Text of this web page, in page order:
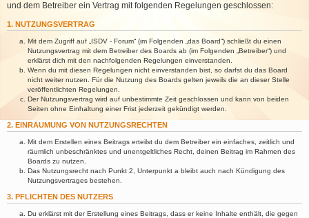
und dem Betreiber ein Vertrag mit folgenden Regelungen geschlossen:
1. NUTZUNGSVERTRAG
Mit dem Zugriff auf „ISDV - Forum“ (im Folgenden „das Board“) schließt du einen
Nutzungsvertrag mit dem Betreiber des Boards ab (im Folgenden „Betreiber“) und
erklärst dich mit den nachfolgenden Regelungen einverstanden.
Wenn du mit diesen Regelungen nicht einverstanden bist, so darfst du das Board
nicht weiter nutzen. Für die Nutzung des Boards gelten jeweils die an dieser Stelle
veröffentlichten Regelungen.
Der Nutzungsvertrag wird auf unbestimmte Zeit geschlossen und kann von beiden
Seiten ohne Einhaltung einer Frist jederzeit gekündigt werden.
2. EINRÄUMUNG VON NUTZUNGSRECHTEN
Mit dem Erstellen eines Beitrags erteilst du dem Betreiber ein einfaches, zeitlich und
räumlich unbeschränktes und unentgeltliches Recht, deinen Beitrag im Rahmen des
Boards zu nutzen.
Das Nutzungsrecht nach Punkt 2, Unterpunkt a bleibt auch nach Kündigung des
Nutzungsvertrages bestehen.
3. PFLICHTEN DES NUTZERS
Du erklärst mit der Erstellung eines Beitrags, dass er keine Inhalte enthält, die gegen